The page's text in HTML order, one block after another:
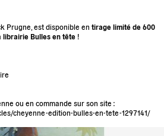
Prugne, est disponible en tirage limité de 600
librairie Bulles en tête !
ou en commande sur son site :
cheyenne-edition-bulles-en-tete-1297141/